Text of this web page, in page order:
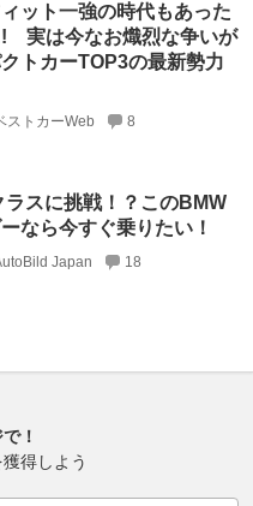
ット一強の時代もあった
は今なお熾烈な争いが
トカーTOP3の最新勢力
ストカーWeb 8
ラスに挑戦！？このBMW
なら今すぐ乗りたい！
Japan 18
！
得しよう